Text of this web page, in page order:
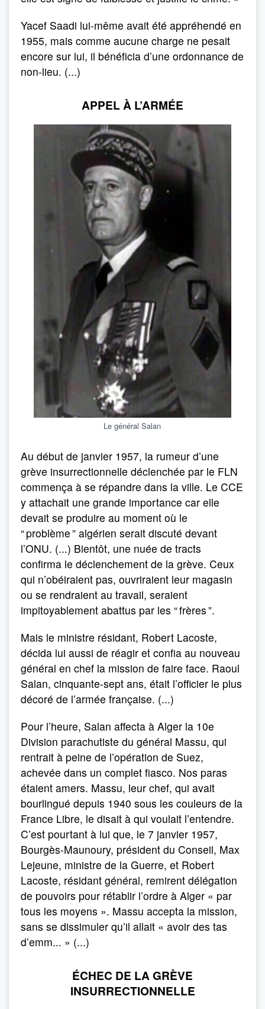
Yacef Saadi lui-même avait été appréhendé en
1955, mais comme aucune charge ne pesait
encore sur lui, il bénéficia d’une ordonnance de
non-lieu. (...)
APPEL À L’ARMÉE
Le général Salan
Au début de janvier 1957, la rumeur d’une
grève insurrectionnelle déclenchée par le FLN
commença à se répandre dans la ville. Le CCE
y attachait une grande importance car elle
devait se produire au moment où le
“ problème ” algérien serait discuté devant
l’ONU. (...) Bientôt, une nuée de tracts
confirma le déclenchement de la grève. Ceux
qui n’obéiraient pas, ouvriraient leur magasin
ou se rendraient au travail, seraient
impitoyablement abattus par les “ frères ”.
Mais le ministre résidant, Robert Lacoste,
décida lui aussi de réagir et confia au nouveau
général en chef la mission de faire face. Raoul
Salan, cinquante-sept ans, était l’officier le plus
décoré de l’armée française. (...)
Pour l’heure, Salan affecta à Alger la 10e
Division parachutiste du général Massu, qui
rentrait à peine de l’opération de Suez,
achevée dans un complet fiasco. Nos paras
étaient amers. Massu, leur chef, qui avait
bourlingué depuis 1940 sous les couleurs de la
France Libre, le disait à qui voulait l’entendre.
C’est pourtant à lui que, le 7 janvier 1957,
Bourgès-Maunoury, président du Conseil, Max
Lejeune, ministre de la Guerre, et Robert
Lacoste, résidant général, remirent délégation
de pouvoirs pour rétablir l’ordre à Alger « par
tous les moyens ». Massu accepta la mission,
sans se dissimuler qu’il allait « avoir des tas
d’emm... » (...)
ÉCHEC DE LA GRÈVE
INSURRECTIONNELLE